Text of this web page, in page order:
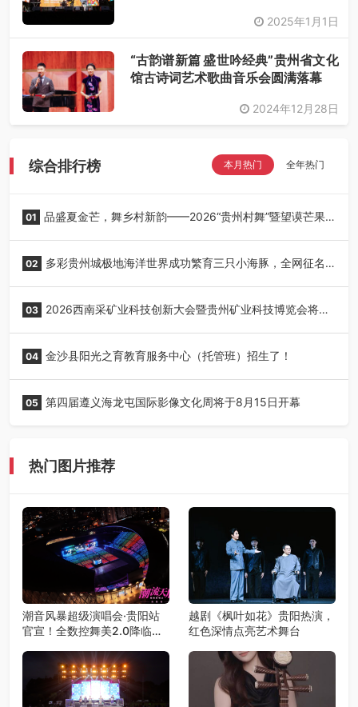
2025年1月1日
“古韵谱新篇 盛世吟经典”贵州省文化
馆古诗词艺术歌曲音乐会圆满落幕
2024年12月28日
综合排行榜 本月热门 全年热门
01 品盛夏金芒，舞乡村新韵——2026“贵州村舞”暨望谟芒果
02 多彩贵州城极地海洋世界成功繁育三只小海豚，全网征名
03 2026西南采矿业科技创新大会暨贵州矿业科技博览会将在
04 金沙县阳光之育教育服务中心（托管班）招生了！
05 第四届遵义海龙屯国际影像文化周将于8月15日开幕
热门图片推荐
潮音风暴超级演唱会·贵阳站
官宣！全数控舞美2.0降临，
青春DNA！
越剧《枫叶如花》贵阳热演，
红色深情点亮艺术舞台